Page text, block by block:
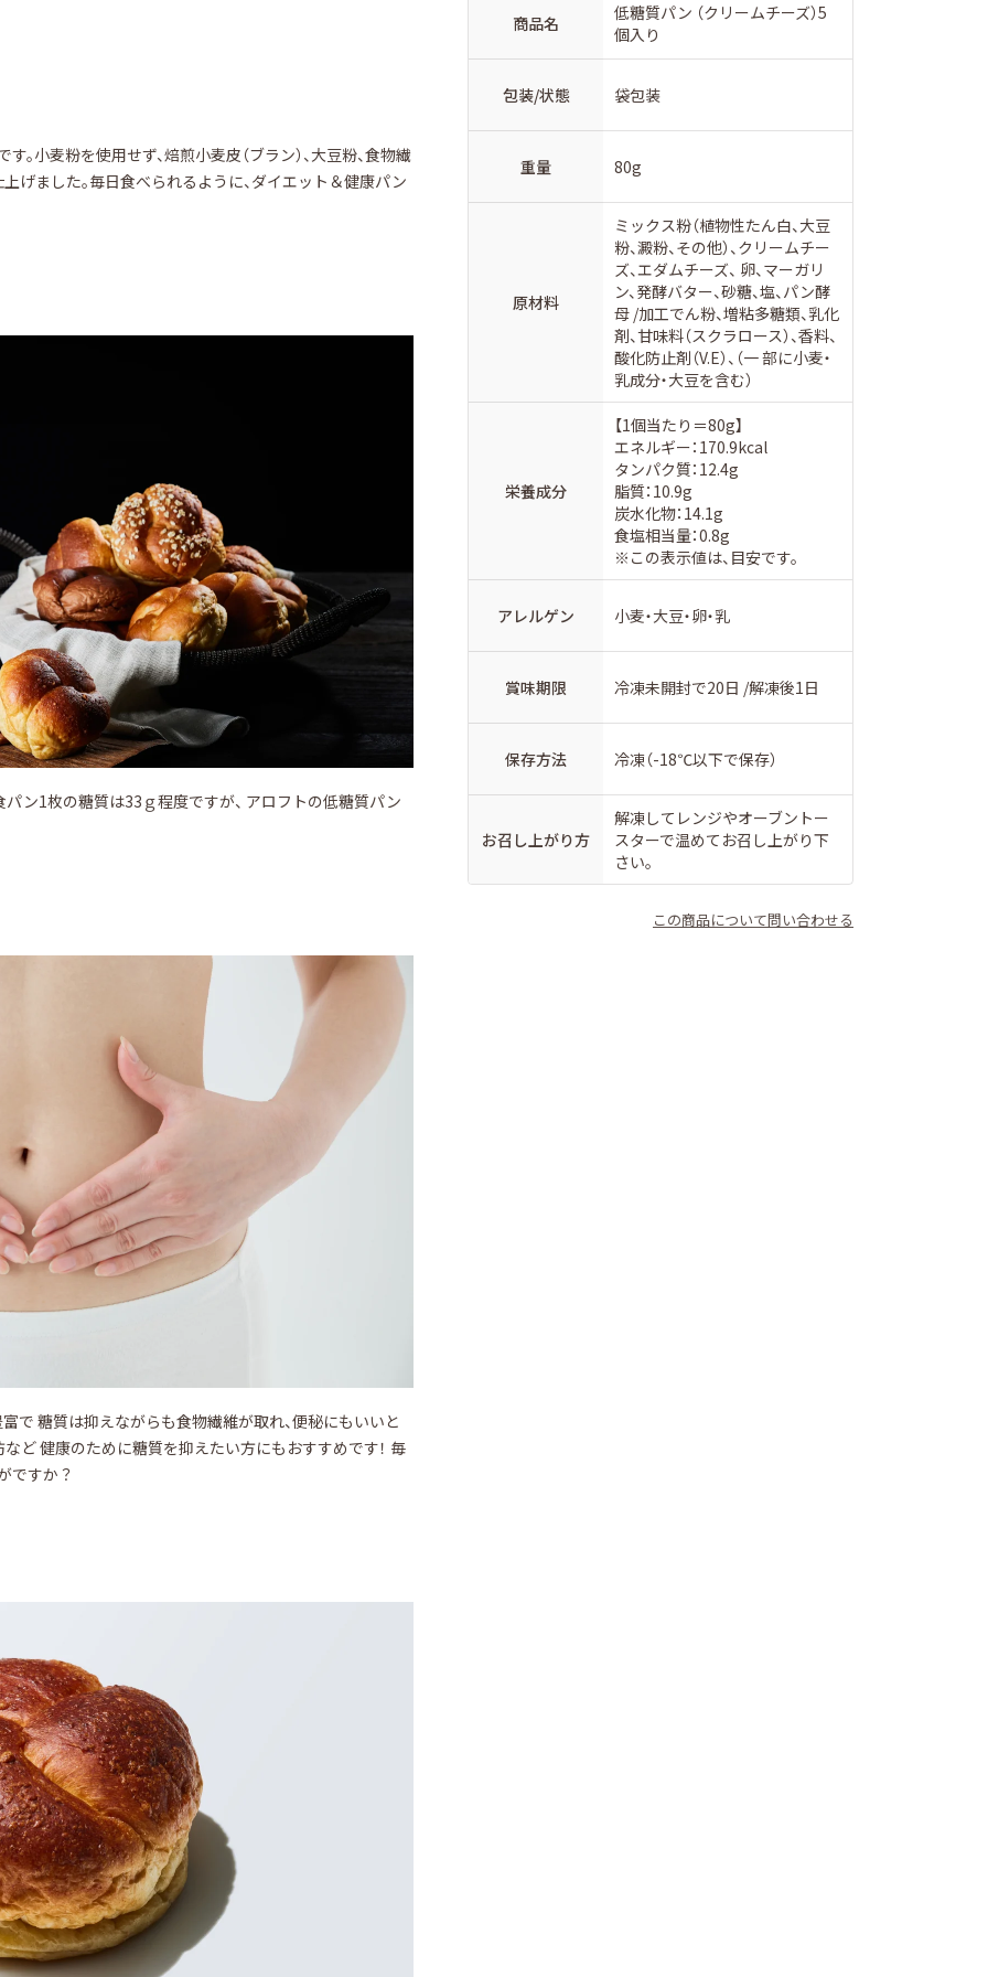
小麦粉を使用せず、焙煎小麦皮（ブラン）、大豆粉、食物繊
げました。毎日食べられるように、ダイエット＆健康パン
ン1枚の糖質は33ｇ程度ですが、 アロフトの低糖質パン
で 糖質は抑えながらも食物繊維が取れ、便秘にもいいと
ど 健康のために糖質を抑えたい方にもおすすめです！ 毎
ですか？
商品名
低糖質パン （クリームチーズ）5
個入り
包装/状態 袋包装
重量 80g
原材料
ミックス粉（植物性たん白、大豆
粉、澱粉、その他）、クリームチー
ズ、エダムチーズ、 卵、マーガリ
ン、発酵バター、砂糖、塩、パン酵
母 /加工でん粉、増粘多糖類、乳化
剤、甘味料（スクラロース）、香料、
酸化防止剤（V.E）、（一 部に小⻨・
乳成分・大豆を含む）
栄養成分
【1個当たり＝80g】
エネルギー：170.9kcal
タンパク質：12.4g
脂質：10.9g
炭水化物：14.1g
食塩相当量：0.8g
※この表示値は、目安です。
アレルゲン 小⻨・大豆・卵・乳
賞味期限 冷凍未開封で20日 /解凍後1日
保存方法 冷凍（-18℃以下で保存）
お召し上がり方
解凍してレンジやオーブントー
スターで温めてお召し上がり下
さい。
この商品について問い合わせる